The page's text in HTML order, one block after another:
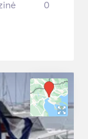
0